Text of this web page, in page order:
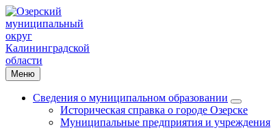
Меню
Сведения о муниципальном образовании
Историческая справка о городе Озерске
Муниципальные предприятия и учреждения